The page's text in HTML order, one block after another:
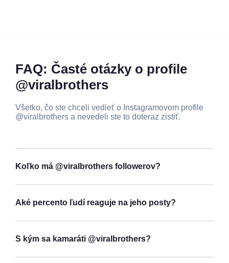
FAQ: Časté otázky o profile
@viralbrothers
Všetko, čo ste chceli vedieť o Instagramovom profile
@viralbrothers a nevedeli ste to doteraz zistiť.
Koľko má @viralbrothers followerov?
Aké percento ľudí reaguje na jeho posty?
S kým sa kamaráti @viralbrothers?